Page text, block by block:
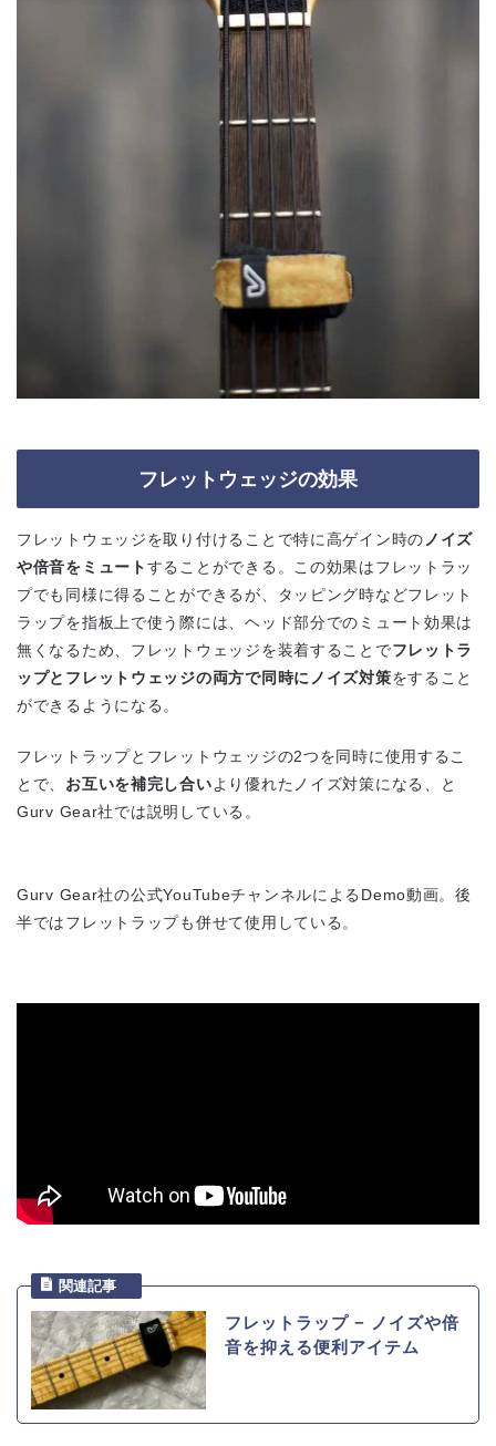
フレットウェッジの効果
フレットウェッジを取り付けることで特に高ゲイン時の ノイズ
や倍音をミュートすることができる。この効果はフレットラッ
プでも同様に得ることができるが、タッピング時などフレット
ラップを指板上で使う際には、ヘッド部分でのミュート効果は
無くなるため、フレットウェッジを装着することでフレットラ
ップとフレットウェッジの両方で同時にノイズ対策をすること
ができるようになる。
フレットラップとフレットウェッジの2つを同時に使用するこ
とで、 お互いを補完し合いより優れたノイズ対策になる、と
Gurv Gear社では説明している。
Gurv Gear社の公式YouTubeチャンネルによるDemo動画。後
半ではフレットラップも併せて使用している。
フレットラップ − ノイズや倍
音を抑える便利アイテム